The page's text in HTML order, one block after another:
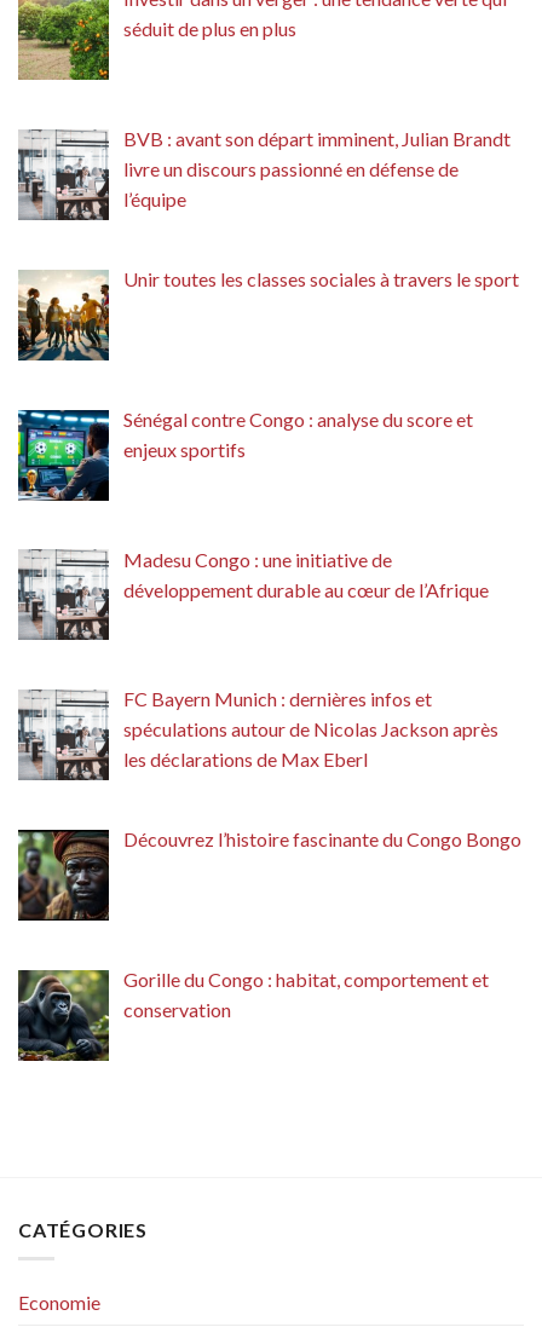
séduit de plus en plus
BVB : avant son départ imminent, Julian Brandt
livre un discours passionné en défense de
l’équipe
Unir toutes les classes sociales à travers le sport
Sénégal contre Congo : analyse du score et
enjeux sportifs
Madesu Congo : une initiative de
développement durable au cœur de l’Afrique
FC Bayern Munich : dernières infos et
spéculations autour de Nicolas Jackson après
les déclarations de Max Eberl
Découvrez l’histoire fascinante du Congo Bongo
Gorille du Congo : habitat, comportement et
conservation
CATÉGORIES
Economie